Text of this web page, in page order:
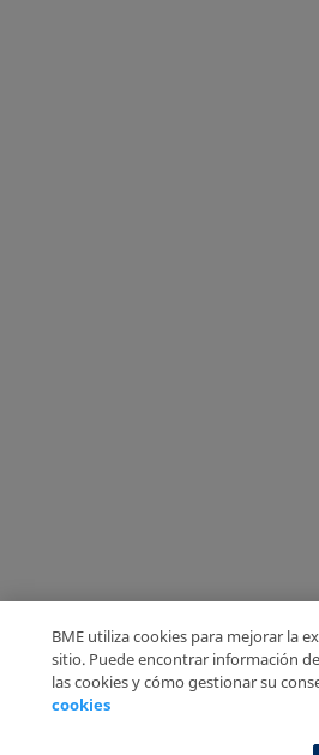
BME utiliza cookies para mejorar la
sitio. Puede encontrar información
las cookies y cómo gestionar su
cookies